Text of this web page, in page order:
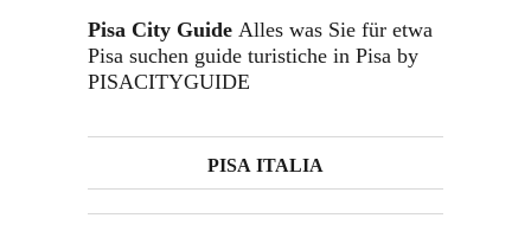
Pisa City Guide Alles was Sie für etwa
Pisa suchen guide turistiche in Pisa by
PISACITYGUIDE
PISA ITALIA